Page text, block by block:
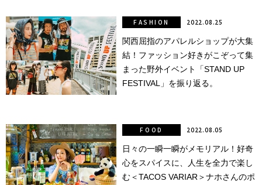
屋十四
才
叶える
阪
化
とは応援
ること
関西屈指のアパレルショップが大集
結！ファッション好きがこぞって集
まった野外イベント「STAND UP
FESTIVAL」を振り返る。
FASHION 2022.08.25
日々の一瞬一瞬がメモリアル！好奇
心をスパイスに、人生を全力で楽し
む＜TACOS VARIAR＞ナホさんのポ
FOOD 2022.08.05